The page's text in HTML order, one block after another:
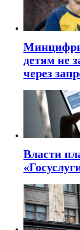
Минцифры
детям не
через
Власти